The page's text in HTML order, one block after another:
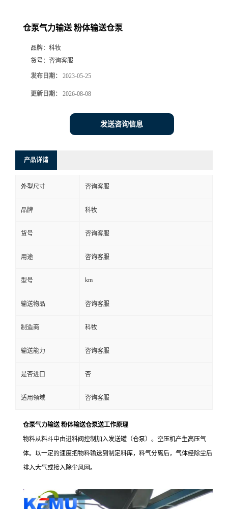
仓泵气力输送 粉体输送仓泵
品牌： 科牧
货号： 咨询客服
发布日期： 2023-05-25
更新日期： 2026-08-08
发送咨询信息
产品详请
外型尺寸 咨询客服
品牌 科牧
货号 咨询客服
用途 咨询客服
型号 km
输送物品 咨询客服
制造商 科牧
输送能力 咨询客服
是否进口 否
适用领域 咨询客服
仓泵气力输送 粉体输送仓泵送工作原理
物料从料斗中由进料阀控制加入发送罐（仓泵）。空压机产生高压气
体。以一定的速度把物料输送到制定料库，料气分离后，气体经除尘后
排入大气或接入除尘风网。